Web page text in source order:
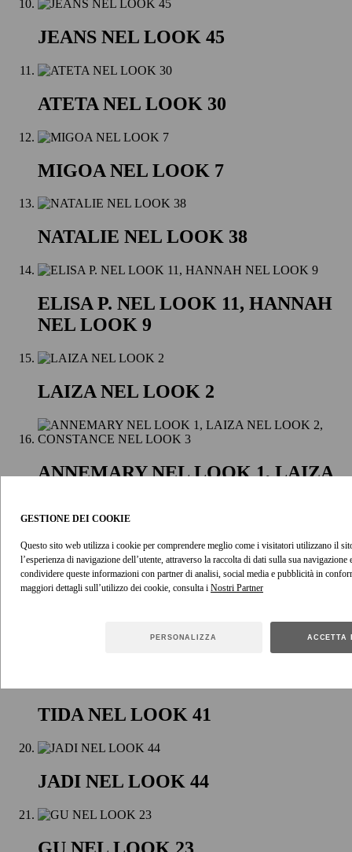
GESTIONE DEI COOKIE
Questo sito web utilizza i cookie per comprendere meglio come i visitatori utilizzano il
l’esperienza di navigazione dell’utente, attraverso la raccolta di dati sulla sua
condividere queste informazioni con partner di analisi, social media e pubblicità in
maggiori dettagli sull’utilizzo dei cookie, consulta i
PERSONALIZZA ACCETTA
JEANS NEL LOOK 45
ATETA NEL LOOK 30
MIGOA NEL LOOK 7
NATALIE NEL LOOK 38
ELISA P. NEL LOOK 11, HANNAH
NEL LOOK 9
LAIZA NEL LOOK 2
ANNEMARY NEL LOOK 1, LAIZA
LOOK 3
SAPHIRA NEL LOOK 19
JOSEPHINE NEL LOOK 29
TIDA NEL LOOK 41
JADI NEL LOOK 44